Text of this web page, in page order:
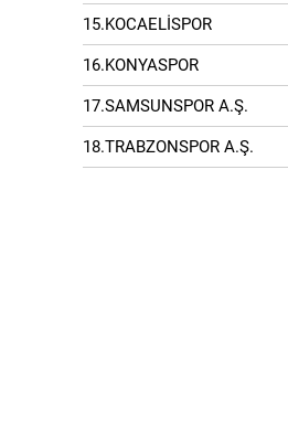
15.KOCAELİSPOR
16.KONYASPOR
17.SAMSUNSPOR A.Ş.
18.TRABZONSPOR A.Ş.